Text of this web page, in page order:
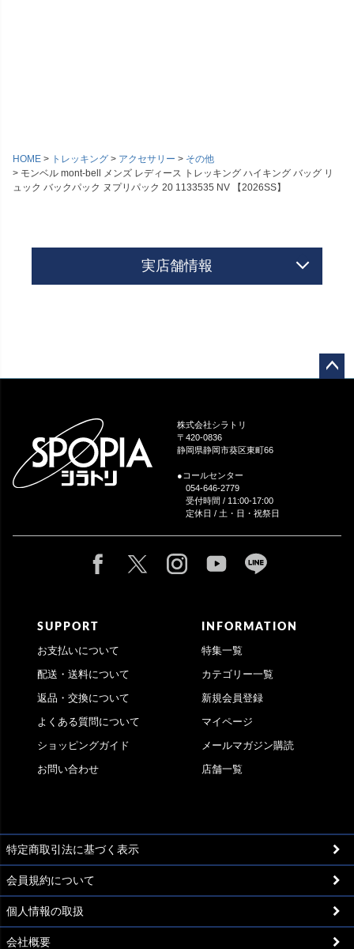
HOME トレッキング アクセサリー
その他
モンベル mont-bell メンズ レディース トレッキング ハイキング バッグ リ
ュック バックパック ヌプリパック 20 1133535 NV 【2026SS】
実店舗情報
株式会社シラトリ
〒420-0836
静岡県静岡市葵区東町66
●コールセンター
054-646-2779
受付時間 / 11:00-17:00
定休日 / 土・日・祝祭日
SUPPORT
お支払いについて
配送・送料について
返品・交換について
よくある質問について
ショッピングガイド
お問い合わせ
INFORMATION
特集一覧
カテゴリー一覧
新規会員登録
マイページ
メールマガジン購読
店舗一覧
特定商取引法に基づく表示
会員規約について
個人情報の取扱
会社概要